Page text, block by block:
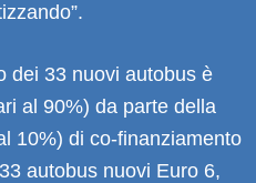
dei 33 nuovi autobus è
al 90%) da parte della
10%) di co-finanziamento
autobus nuovi Euro 6,